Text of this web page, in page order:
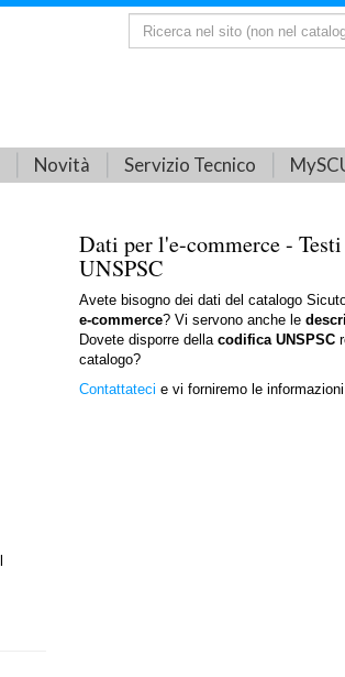
Novità Servizio Tecnico
Dati per l'e-commerce -
UNSPSC
Avete bisogno dei dati del catalogo
e-commerce? Vi servono anche le
Dovete disporre della codifica UNSPSC
catalogo?
Contattateci e vi forniremo le